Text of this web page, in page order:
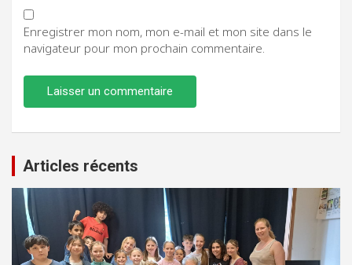
Enregistrer mon nom, mon e-mail et mon site dans le
navigateur pour mon prochain commentaire.
Articles récents